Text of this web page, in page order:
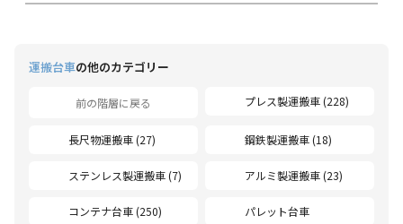
運搬台車の他のカテゴリー
前の階層に戻る プレス製運搬車 (228)
長尺物運搬車 (27) 鋼鉄製運搬車 (18)
ステンレス製運搬車 (7) アルミ製運搬車 (23)
コンテナ台車 (250) パレット台車